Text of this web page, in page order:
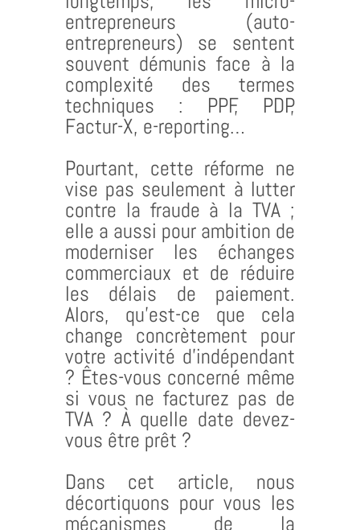
entrepreneurs (auto-
entrepreneurs) se sentent
souvent démunis face à la
complexité des termes
techniques : PPF, PDP,
Factur-X, e-reporting…
Pourtant, cette réforme ne
vise pas seulement à lutter
contre la fraude à la TVA ;
elle a aussi pour ambition de
moderniser les échanges
commerciaux et de réduire
les délais de paiement.
Alors, qu’est-ce que cela
change concrètement pour
votre activité d’indépendant
? Êtes-vous concerné même
si vous ne facturez pas de
TVA ? À quelle date devez-
vous être prêt ?
Dans cet article, nous
décortiquons pour vous les
mécanismes de la